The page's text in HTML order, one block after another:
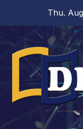
content
Thu.